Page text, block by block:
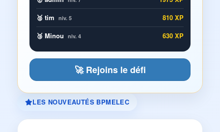
🥈 tim niv. 5
810 XP
🥉 Minou niv. 4 630 XP
🚀 Rejoins le défi
LES NOUVEAUTÉS BPMELEC